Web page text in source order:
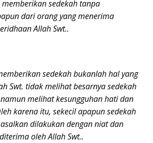
sedekah tanpa
dari orang yang menerima
Allah Swt..
sedekah bukanlah hal yang
Swt. tidak melihat besarnya sedekah
melihat kesungguhan hati dan
karena itu, sekecil apapun sedekah
dilakukan dengan niat dan
oleh Allah Swt..